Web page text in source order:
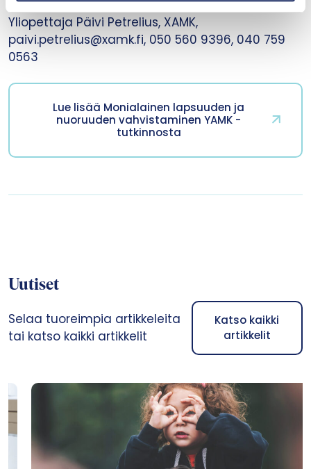
marika.tammeaid@itla.fi, 050 340 9798
Yliopettaja Päivi Petrelius, XAMK,
paivi.petrelius@xamk.fi, 050 560 9396, 040 759
0563
Lue lisää Monialainen lapsuuden ja
nuoruuden vahvistaminen YAMK -
tutkinnosta
Uutiset
Selaa tuoreimpia artikkeleita
tai katso kaikki artikkelit
Katso kaikki
artikkelit